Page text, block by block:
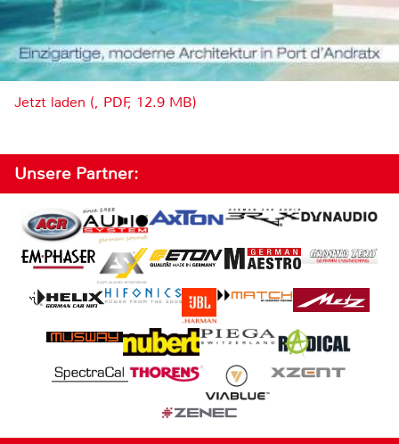
Jetzt laden (, PDF, 12.9 MB)
Unsere Partner: